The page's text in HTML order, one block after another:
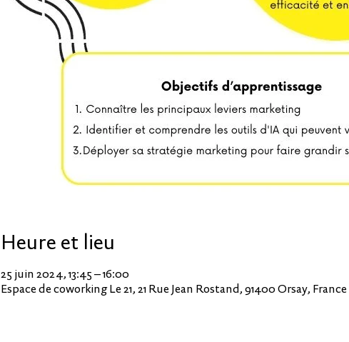
Heure et lieu
25 juin 2024, 13:45 – 16:00
Espace de coworking Le 21, 21 Rue Jean Rostand, 91400 Orsay, France